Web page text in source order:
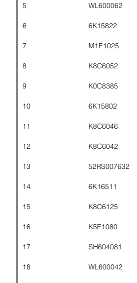
5 WL600062
6 6K15822
7 M1E1025
8 K8C6052
9 K0C8385
10 6K15802
11 K8C6046
12 K8C6042
13 52RS007632
14 6K16511
15 K8C6125
16 K5E1080
17 SH604081
18
WL600042